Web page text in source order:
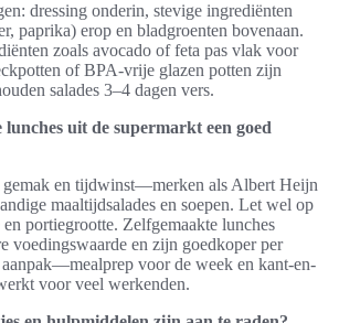
dressing onderin, stevige ingrediënten
paprika) erop en bladgroenten bovenaan.
zoals avocado of feta pas vlak voor
of BPA-vrije glazen potten zijn
salades 3–4 dagen vers.
uit de supermarkt een goed
en tijdwinst—merken als Albert Heijn
maaltijdsalades en soepen. Let wel op
portiegrootte. Zelfgemaakte lunches
voedingswaarde en zijn goedkoper per
voor de week en kant-en-
voor veel werkenden.